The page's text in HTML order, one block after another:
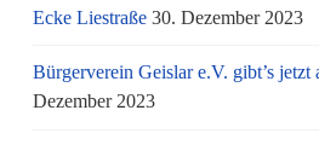
Ecke Liestraße 30. Dezember 2023
Bürgerverein Geislar e.V. gibt’s
Dezember 2023